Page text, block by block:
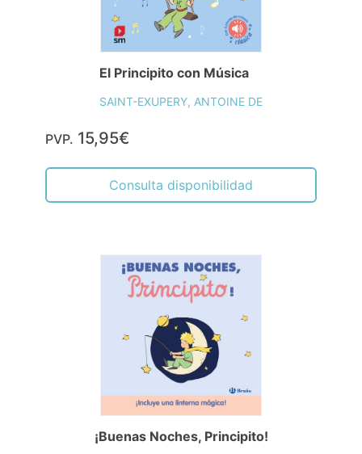
El Principito con Música
SAINT-EXUPERY, ANTOINE DE
PVP. 15,95€
Consulta disponibilidad
¡Buenas Noches, Principito!